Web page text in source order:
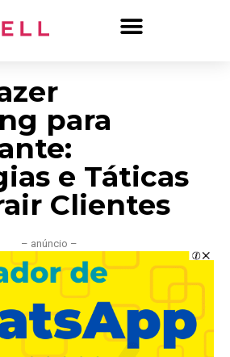
para
e Táticas
Clientes
– anúncio –